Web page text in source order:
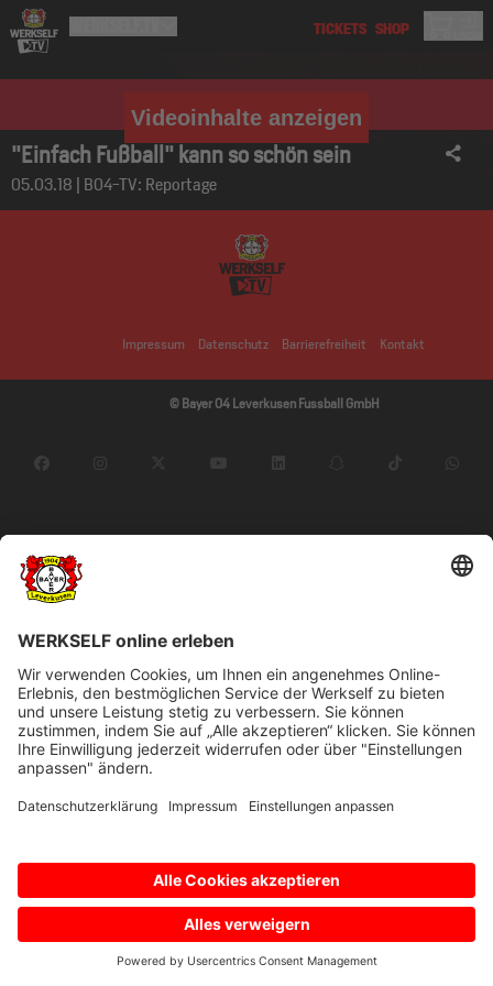
Videoinhalte anzeigen
"Einfach Fußball" kann so schön sein
05.03.18 | B04-TV: Reportage
Impressum Datenschutz Barrierefreiheit Kontakt
© Bayer 04 Leverkusen Fussball GmbH